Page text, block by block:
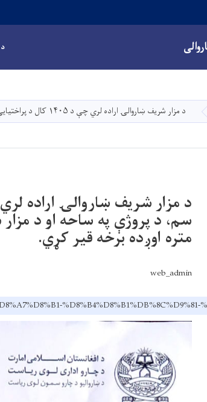
د مزار شریف ښاروالۍ اراده لري چې د ۱۴۰۵ کال د پراختیایي پلان سره سم، د پروژې په ساحه او د مزار شریف ښار کې د صدیق افغان سړک ۵۵۰ متره اوږده برخه قیر کړي.
متره اوږده برخه قیر کړي.
web_admin